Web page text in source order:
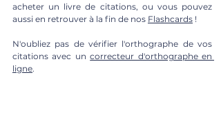
acheter un livre de citations, ou vous pouvez
aussi en retrouver à la fin de nos Flashcards !
N'oubliez pas de vérifier l'orthographe de vos
citations avec un correcteur d'orthographe en
ligne.